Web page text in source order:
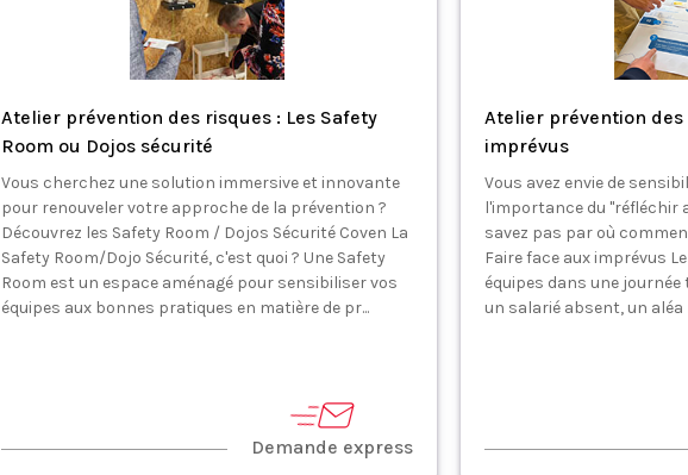
Atelier prévention des risques : Les Safety
Room ou Dojos sécurité
Vous cherchez une solution immersive et innovante
pour renouveler votre approche de la prévention ?
Découvrez les Safety Room / Dojos Sécurité Coven La
Safety Room/Dojo Sécurité, c'est quoi ? Une Safety
Room est un espace aménagé pour sensibiliser vos
équipes aux bonnes pratiques en matière de pr...
Demande express
Atelier prévention des
imprévus
Vous avez envie de
l'importance du "réfléchir
savez pas par où
Faire face aux imprévus
équipes dans une journée
un salarié absent, un aléa